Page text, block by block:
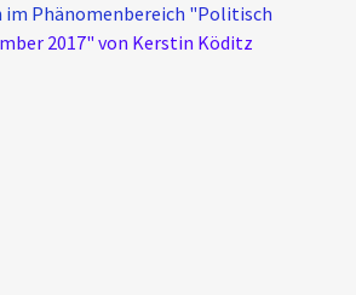
im Phänomenbereich "Politisch
2017" von Kerstin Köditz